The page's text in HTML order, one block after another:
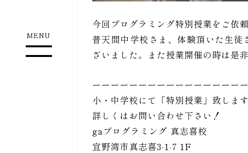
MENU
今回プログラミング特別授業をご依
普天間中学校さま、体験頂いた生
ざいました。また授業開催の時は是
ーーーーーーーーーーーーーーーー
小・中学校にて「特別授業」致しま
詳しくはお問い合わせ下さい！
gaプログラミング 真志喜校
宜野湾市真志喜3-1-7 1F